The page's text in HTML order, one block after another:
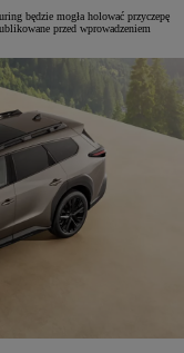
będzie mogła holować przyczepę
przed wprowadzeniem